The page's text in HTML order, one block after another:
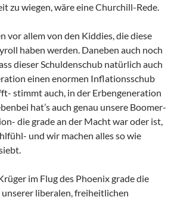
zu wiegen, wäre eine Churchill-Rede.
vor allem von den Kiddies, die diese
haben werden. Daneben auch noch
dieser Schuldenschub natürlich auch
einen enormen Inflationsschub
stimmt auch, in der Erbengeneration
hat’s auch genau unsere Boomer-
die grade an der Macht war oder ist,
und wir machen alles so wie
im Flug des Phoenix grade die
liberalen, freiheitlichen